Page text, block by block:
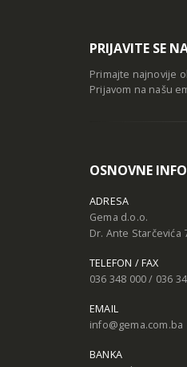
PRIJAVITE SE
Primajte najnovije
Prijavom na našu
OSNOVNE
ADRESA
Gema d.o.o.
Dr. Ante Starčevića
TELEFON / FAX
036 348 000 / 036
EMAIL
info@gema.com.ba
BANKA